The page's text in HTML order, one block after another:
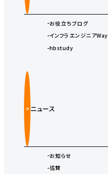
お役立ちブログ
インフラエンジニアWay
hbstudy
ニュース
お知らせ
協賛